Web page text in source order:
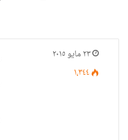
٢٣ مايو ٢٠١٥
١٬٣٤٤